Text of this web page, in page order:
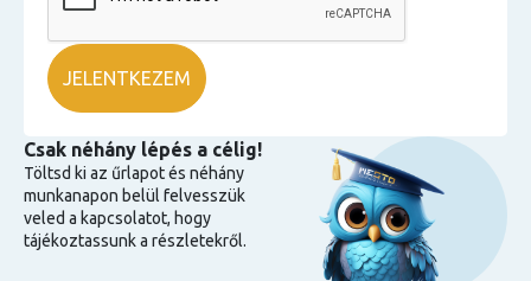
Csak néhány lépés a célig!
Töltsd ki az űrlapot és néhány
munkanapon belül felvesszük
veled a kapcsolatot, hogy
tájékoztassunk a részletekről.